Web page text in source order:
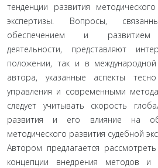
тенденции развития
экспертизы. Вопросы,
обеспечением и развитием
деятельности, представляют
положении, так и в
автора, указанные аспекты
управления и современными
следует учитывать скорость
развития и его влияние на
методического развития судебной
Автором предлагается
концепции внедрения методов и